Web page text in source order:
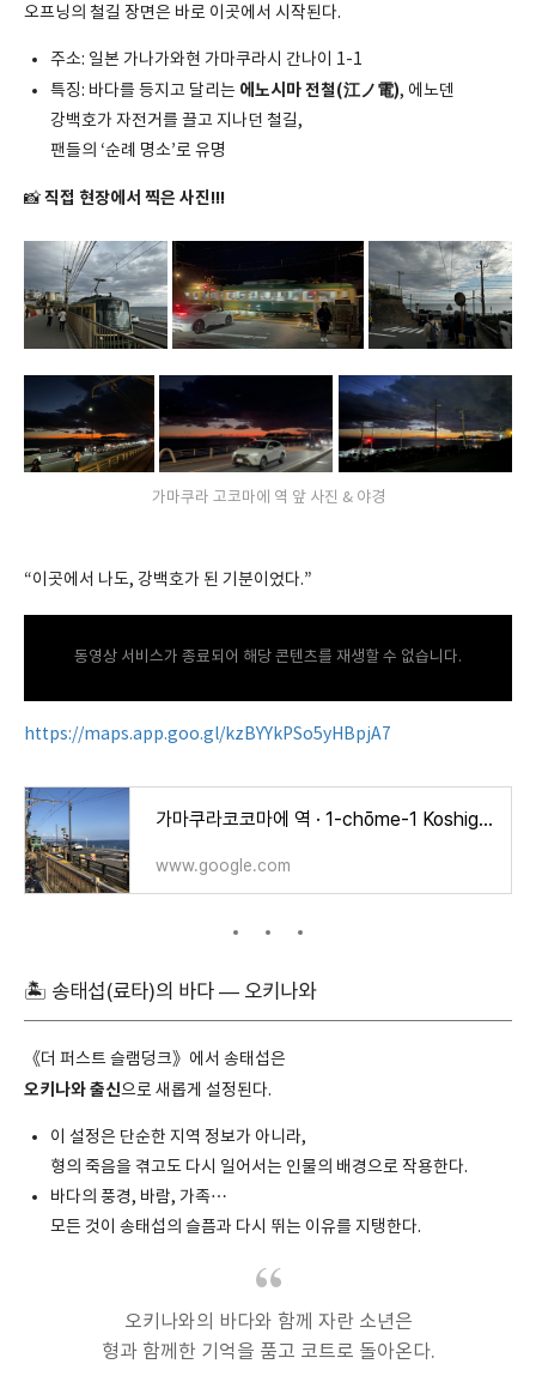
오프닝의 철길 장면은 바로 이곳에서 시작된다.
주소: 일본 가나가와현 가마쿠라시 간나이 1-1
특징: 바다를 등지고 달리는 에노시마 전철(江ノ電), 에노덴
강백호가 자전거를 끌고 지나던 철길,
팬들의 ‘순례 명소’로 유명
📸직접 현장에서 찍은 사진!!!
가마쿠라 고코마에 역 앞 사진 & 야경
“이곳에서 나도, 강백호가 된 기분이었다.”
동영상 서비스가 종료되어 해당 콘텐츠를 재생할 수 없습니다.
https://maps.app.goo.gl/kzBYYkPSo5yHBpjA7
가마쿠라코코마에 역 · 1-chōme-1 Koshigoe, Kamakura, Kanagawa 248-0033 일본
www.google.com
🏝 송태섭(료타)의 바다 — 오키나와
《더 퍼스트 슬램덩크》에서 송태섭은
오키나와 출신으로 새롭게 설정된다.
이 설정은 단순한 지역 정보가 아니라,
형의 죽음을 겪고도 다시 일어서는 인물의 배경으로 작용한다.
바다의 풍경, 바람, 가족…
모든 것이 송태섭의 슬픔과 다시 뛰는 이유를 지탱한다.
오키나와의 바다와 함께 자란 소년은
형과 함께한 기억을 품고 코트로 돌아온다.